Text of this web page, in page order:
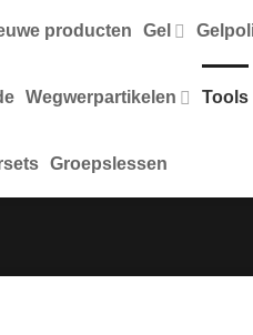
producten Gel
Wegwerpartikelen Tools
Groepslessen